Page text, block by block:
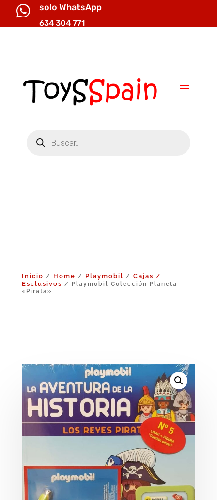
 solo WhatsApp
634 304 771
productos
Inicio / Home / Playmobil / Cajas /
Esclusivos / Playmobil Colección Planeta
«Pirata»